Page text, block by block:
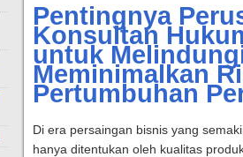
Pentingnya
Konsultan
untuk
Meminimalkan
Pertumbuhan
Di era persaingan bisnis yang
hanya ditentukan oleh kualitas